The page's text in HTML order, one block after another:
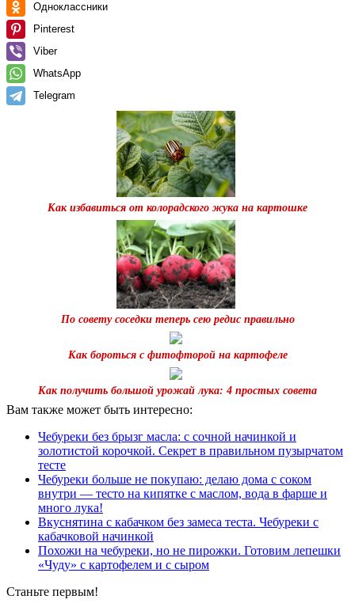
Одноклассники
Pinterest
Viber
WhatsApp
Telegram
Как избавиться от колорадского жука на картошке
По совету соседки теперь сею редис правильно
Как бороться с фитофторой на картофеле
Как получить большой урожай лука: 4 простых совета
Вам также может быть интересно:
Чебуреки без брызг масла: с сочной начинкой и
золотистой корочкой. Секрет в правильном пузырчатом
тесте
Чебуреки больше не покупаю: делаю дома с соком
внутри — тесто на кипятке с маслом, вода в фарше и
много лука!
Вкуснятина с кабачком без замеса теста. Чебуреки с
кабачковой начинкой
Похожи на чебуреки, но не пирожки. Готовим лепешки
«Чуду» с картофелем и с сыром
Станьте первым!